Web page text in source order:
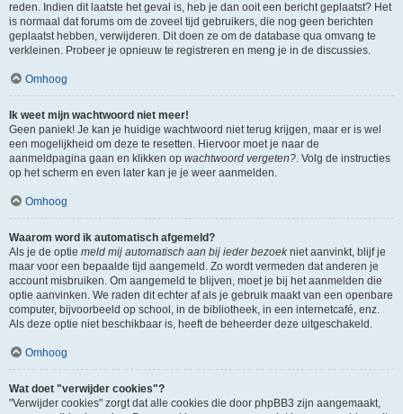
reden. Indien dit laatste het geval is, heb je dan ooit een bericht geplaatst? Het
is normaal dat forums om de zoveel tijd gebruikers, die nog geen berichten
geplaatst hebben, verwijderen. Dit doen ze om de database qua omvang te
verkleinen. Probeer je opnieuw te registreren en meng je in de discussies.
Omhoog
Ik weet mijn wachtwoord niet meer!
Geen paniek! Je kan je huidige wachtwoord niet terug krijgen, maar er is wel
een mogelijkheid om deze te resetten. Hiervoor moet je naar de
aanmeldpagina gaan en klikken op wachtwoord vergeten?. Volg de instructies
op het scherm en even later kan je je weer aanmelden.
Omhoog
Waarom word ik automatisch afgemeld?
Als je de optie meld mij automatisch aan bij ieder bezoekniet aanvinkt, blijf je
maar voor een bepaalde tijd aangemeld. Zo wordt vermeden dat anderen je
account misbruiken. Om aangemeld te blijven, moet je bij het aanmelden die
optie aanvinken. We raden dit echter af als je gebruik maakt van een openbare
computer, bijvoorbeeld op school, in de bibliotheek, in een internetcafé, enz.
Als deze optie niet beschikbaar is, heeft de beheerder deze uitgeschakeld.
Omhoog
Wat doet "verwijder cookies"?
"Verwijder cookies" zorgt dat alle cookies die door phpBB3 zijn aangemaakt,